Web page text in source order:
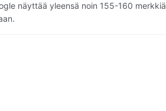
näyttää yleensä noin 155-160 merkkiä